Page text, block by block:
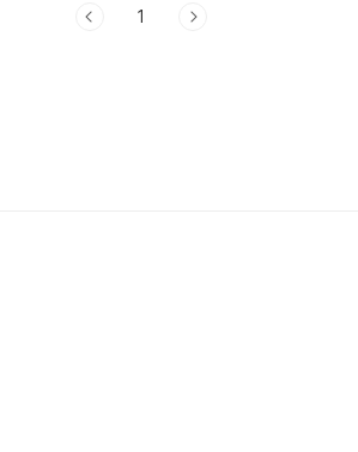
요. 특히 화면 녹화 기능이 정말 ..
1